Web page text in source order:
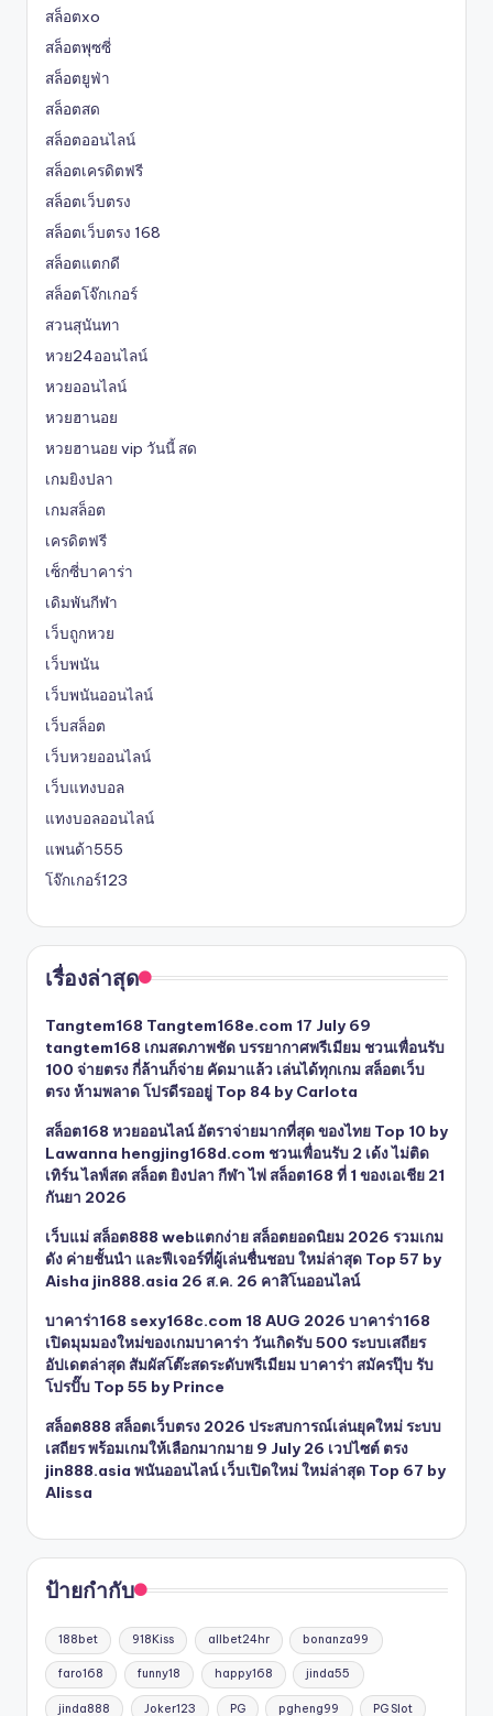
สล็อตxo
สล็อตพุซซี่
สล็อตยูฟ่า
สล็อตสด
สล็อตออนไลน์
สล็อตเครดิตฟรี
สล็อตเว็บตรง
สล็อตเว็บตรง 168
สล็อตแตกดี
สล็อตโจ๊กเกอร์
สวนสุนันทา
หวย24ออนไลน์
หวยออนไลน์
หวยฮานอย
หวยฮานอย vip วันนี้ สด
เกมยิงปลา
เกมสล็อต
เครดิตฟรี
เซ็กซี่บาคาร่า
เดิมพันกีฬา
เว็บถูกหวย
เว็บพนัน
เว็บพนันออนไลน์
เว็บสล็อต
เว็บหวยออนไลน์
เว็บแทงบอล
แทงบอลออนไลน์
แพนด้า555
โจ๊กเกอร์123
เรื่องล่าสุด
Tangtem168 Tangtem168e.com 17 July 69
tangtem168 เกมสดภาพชัด บรรยากาศพรีเมียม ชวนเพื่อนรับ
100 จ่ายตรง กี่ล้านก็จ่าย คัดมาแล้ว เล่นได้ทุกเกม สล็อตเว็บ
ตรง ห้ามพลาด โปรดีรออยู่ Top 84 by Carlota
สล็อต168 หวยออนไลน์ อัตราจ่ายมากที่สุด ของไทย Top 10 by
Lawanna hengjing168d.com ชวนเพื่อนรับ 2 เด้ง ไม่ติด
เทิร์น ไลฟ์สด สล็อต ยิงปลา กีฬา ไพ่ สล็อต168 ที่ 1 ของเอเชีย 21
กันยา 2026
เว็บแม่ สล็อต888 webแตกง่าย สล็อตยอดนิยม 2026 รวมเกม
ดัง ค่ายชั้นนำ และฟีเจอร์ที่ผู้เล่นชื่นชอบ ใหม่ล่าสุด Top 57 by
Aisha jin888.asia 26 ส.ค. 26 คาสิโนออนไลน์
บาคาร่า168 sexy168c.com 18 AUG 2026 บาคาร่า168
เปิดมุมมองใหม่ของเกมบาคาร่า วันเกิดรับ 500 ระบบเสถียร
อัปเดตล่าสุด สัมผัสโต๊ะสดระดับพรีเมียม บาคาร่า สมัครปุ๊บ รับ
โปรปั๊บ Top 55 by Prince
สล็อต888 สล็อตเว็บตรง 2026 ประสบการณ์เล่นยุคใหม่ ระบบ
เสถียร พร้อมเกมให้เลือกมากมาย 9 July 26 เวปไซต์ ตรง
jin888.asia พนันออนไลน์ เว็บเปิดใหม่ ใหม่ล่าสุด Top 67 by
Alissa
ป้ายกำกับ
188bet 918Kiss allbet24hr bonanza99
faro168 funny18 happy168 jinda55
jinda888 Joker123 PG pgheng99 PG Slot